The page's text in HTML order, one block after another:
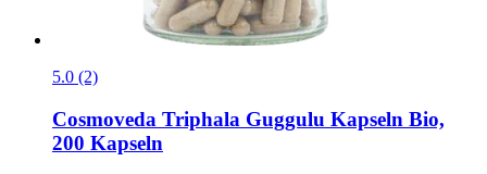
5.0 (2)
Cosmoveda Triphala Guggulu Kapseln Bio,
200 Kapseln